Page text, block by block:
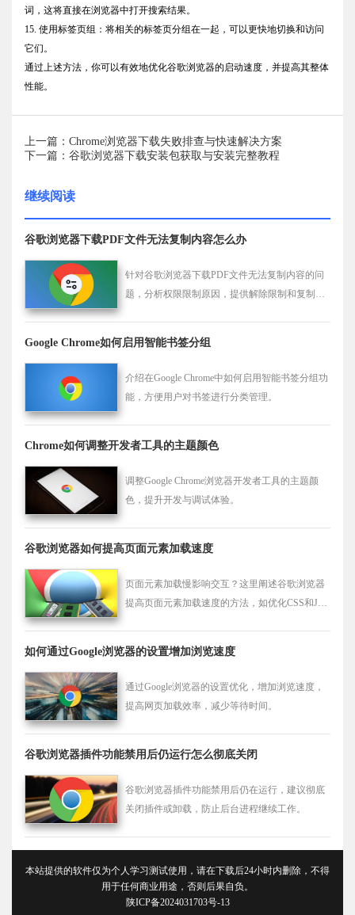
词，这将直接在浏览器中打开搜索结果。
15. 使用标签页组：将相关的标签页分组在一起，可以更快地切换和访问
它们。
通过上述方法，你可以有效地优化谷歌浏览器的启动速度，并提高其整体
性能。
上一篇：Chrome浏览器下载失败排查与快速解决方案
下一篇：谷歌浏览器下载安装包获取与安装完整教程
继续阅读
谷歌浏览器下载PDF文件无法复制内容怎么办
针对谷歌浏览器下载PDF文件无法复制内容的问
题，分析权限限制原因，提供解除限制和复制技
Google Chrome如何启用智能书签分组
介绍在Google Chrome中如何启用智能书签分组功
能，方便用户对书签进行分类管理。
Chrome如何调整开发者工具的主题颜色
调整Google Chrome浏览器开发者工具的主题颜
色，提升开发与调试体验。
谷歌浏览器如何提高页面元素加载速度
页面元素加载慢影响交互？这里阐述谷歌浏览器
提高页面元素加载速度的方法，如优化CSS和Jav
如何通过Google浏览器的设置增加浏览速度
通过Google浏览器的设置优化，增加浏览速度，
提高网页加载效率，减少等待时间。
谷歌浏览器插件功能禁用后仍运行怎么彻底关闭
谷歌浏览器插件功能禁用后仍在运行，建议彻底
关闭插件或卸载，防止后台进程继续工作。
本站提供的软件仅为个人学习测试使用，请在下载后24小时内删除，不得
用于任何商业用途，否则后果自负。
陕ICP备2024031703号-13